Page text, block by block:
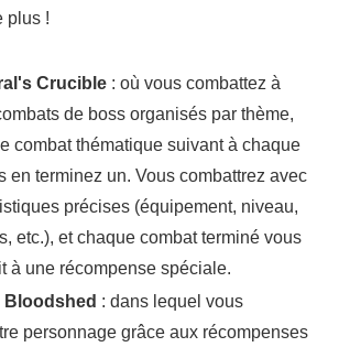
plus !
Crucible : où vous combattez à
de boss organisés par thème,
combat thématique suivant à chaque
en terminez un. Vous combattrez avec
précises (équipement, niveau,
etc.), et chaque combat terminé vous
à une récompense spéciale.
Bloodshed : dans lequel vous
personnage grâce aux récompenses